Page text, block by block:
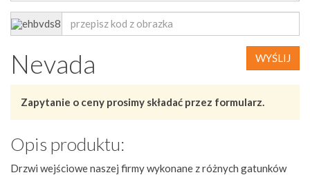
WYŚLIJ
Nevada
Zapytanie o ceny prosimy składać przez formularz.
Opis produktu:
Drzwi wejściowe naszej firmy wykonane z różnych gatunków